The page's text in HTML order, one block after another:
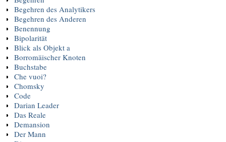
Begehren des Analytikers
Begehren des Anderen
Benennung
Bipolarität
Blick als Objekt a
Borromäischer Knoten
Buchstabe
Che vuoi?
Chomsky
Code
Darian Leader
Das Reale
Demansion
Der Mann